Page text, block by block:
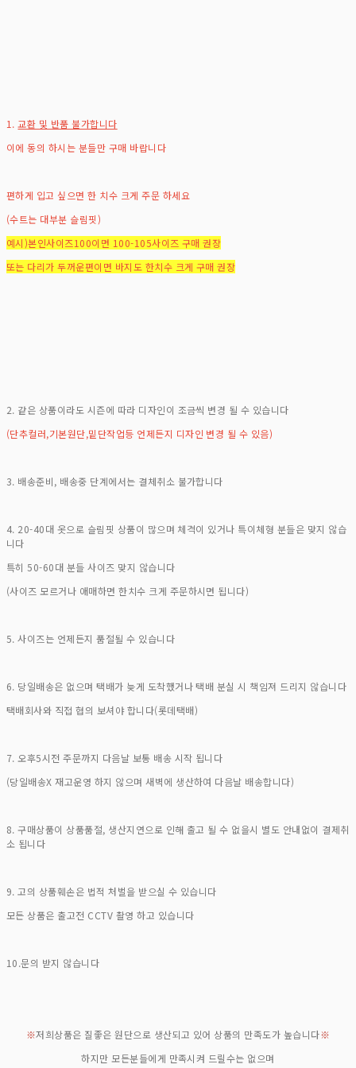
1.교환 및 반품 불가합니다
이에 동의 하시는 분들만 구매 바랍니다
편하게 입고 싶으면 한 치수 크게 주문 하세요
(수트는 대부분 슬림핏)
예시)본인사이즈100이면 100-105사이즈 구매 권장
또는 다리가 두꺼운편이면 바지도 한치수 크게 구매 권장
2. 같은 상품이라도 시즌에 따라 디자인이 조금씩 변경 될 수 있습니다
(단추컬러,기본원단,밑단작업등 언제든지 디자인 변경 될 수 있음)
3. 배송준비, 배송중 단계에서는 결체취소 불가합니다
4. 20-40대 옷으로 슬림핏 상품이 많으며 체격이 있거나 특이체형 분들은 맞지 않습
니다
특히 50-60대 분들 사이즈 맞지 않습니다
(사이즈 모르거나 애매하면 한치수 크게 주문하시면 됩니다)
5. 사이즈는 언제든지 품절될 수 있습니다
6. 당일배송은 없으며 택배가 늦게 도착했거나 택배 분실 시 책임져 드리지 않습니다
택배회사와 직접 협의 보셔야 합니다(롯데택배)
7. 오후5시전 주문까지 다음날 보통 배송 시작 됩니다
(당일배송X 재고운영 하지 않으며 새벽에 생산하여 다음날 배송합니다)
8. 구매상품이 상품품절, 생산지연으로 인해 출고 될 수 없을시 별도 안내없이 결제취
소 됩니다
9. 고의 상품훼손은 법적 처벌을 받으실 수 있습니다
모든 상품은 출고전 CCTV 촬영 하고 있습니다
10.문의 받지 않습니다
※저희상품은 질좋은 원단으로 생산되고 있어 상품의 만족도가 높습니다※
하지만 모든분들에게 만족시켜 드릴수는 없으며